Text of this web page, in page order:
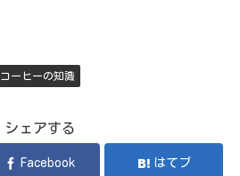
コーヒーの知識
シェアする
Facebook はてブ